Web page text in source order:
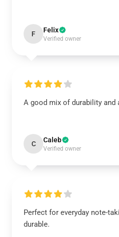
F Felix
Verified owner
A good mix of durability and
C Caleb
Verified owner
Perfect for everyday note-
durable.